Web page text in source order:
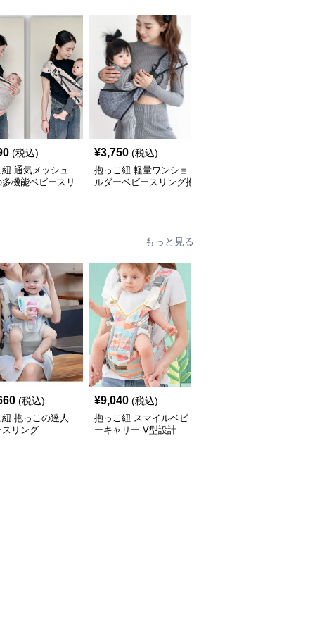
(税込)
通気メッシュ
機能ベビースリ
¥3,750 (税込)
抱っこ紐 軽量ワンショ
ルダーベビースリング抱
もっと見る
(税込)
抱っこの達人
スリング
¥9,040 (税込)
抱っこ紐 スマイルベビ
ーキャリー V型設計